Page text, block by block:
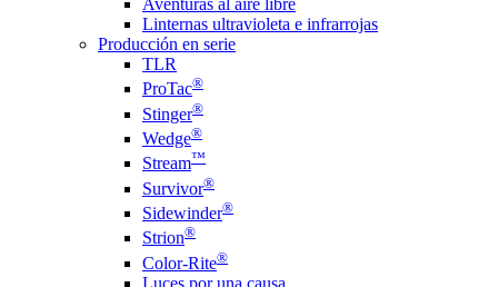
Aventuras al aire libre
Linternas ultravioleta e infrarrojas
Producción en serie
TLR
ProTac®
Stinger®
Wedge®
Stream™
Survivor®
Sidewinder®
Strion®
Color-Rite®
Luces por una causa